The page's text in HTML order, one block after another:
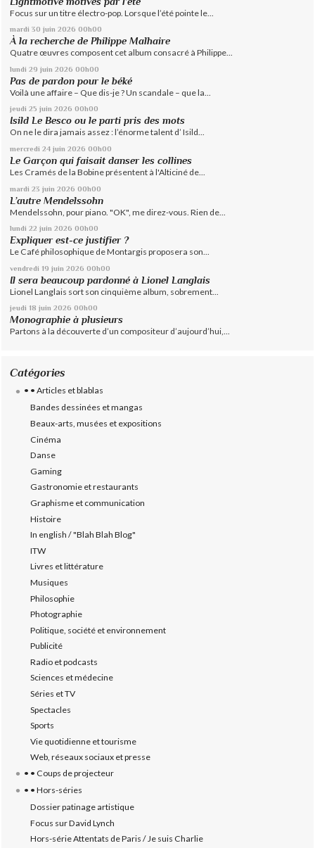
Focus sur un titre électro-pop. Lorsque l’été pointe le...
mardi 30 juin 2026 00h00
À la recherche de Philippe Malhaire
Quatre œuvres composent cet album consacré à Philippe...
lundi 29 juin 2026 00h00
Pas de pardon pour le béké
Voilà une affaire – Que dis-je ? Un scandale – que la...
jeudi 25 juin 2026 00h00
Isild Le Besco ou le parti pris des mots
On ne le dira jamais assez : l’énorme talent d’ Isild...
mercredi 24 juin 2026 00h00
Le Garçon qui faisait danser les collines
Les Cramés de la Bobine présentent à l'Alticiné de...
mardi 23 juin 2026 00h00
L’autre Mendelssohn
Mendelssohn, pour piano. "OK", me direz-vous. Rien de...
lundi 22 juin 2026 00h00
Expliquer est-ce justifier ?
Le Café philosophique de Montargis proposera son...
vendredi 19 juin 2026 00h00
Il sera beaucoup pardonné à Lionel Langlais
Lionel Langlais sort son cinquième album, sobrement...
jeudi 18 juin 2026 00h00
Monographie à plusieurs
Partons à la découverte d’un compositeur d’aujourd’hui,...
Catégories
• • Articles et blablas
Bandes dessinées et mangas
Beaux-arts, musées et expositions
Cinéma
Danse
Gaming
Gastronomie et restaurants
Graphisme et communication
Histoire
In english / "Blah Blah Blog"
ITW
Livres et littérature
Musiques
Philosophie
Photographie
Politique, société et environnement
Publicité
Radio et podcasts
Sciences et médecine
Séries et TV
Spectacles
Sports
Vie quotidienne et tourisme
Web, réseaux sociaux et presse
• • Coups de projecteur
• • Hors-séries
Dossier patinage artistique
Focus sur David Lynch
Hors-série Attentats de Paris / Je suis Charlie